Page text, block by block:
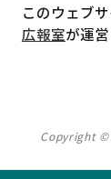
このウェブ
広報室が運営
Copyright ©